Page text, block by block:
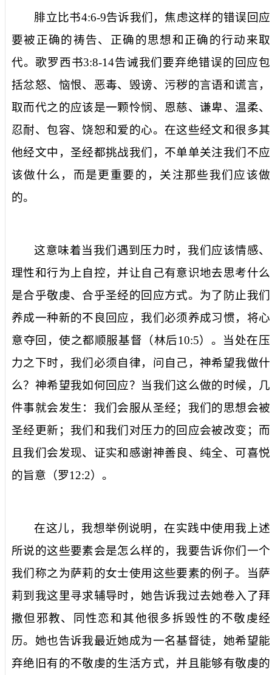
腓立比书4:6-9告诉我们，焦虑这样的错误回应
要被正确的祷告、正确的思想和正确的行动来取
代。歌罗西书3:8-14告诫我们要弃绝错误的回应包
括忿怒、恼恨、恶毒、毁谤、污秽的言语和谎言，
取而代之的应该是一颗怜悯、恩慈、谦卑、温柔、
忍耐、包容、饶恕和爱的心。在这些经文和很多其
他经文中，圣经都挑战我们，不单单关注我们不应
该做什么，而是更重要的，关注那些我们应该做
的。
这意味着当我们遇到压力时，我们应该情感、
理性和行为上自控，并让自己有意识地去思考什么
是合乎敬虔、合乎圣经的回应方式。为了防止我们
养成一种新的不良回应，我们必须养成习惯，将心
意夺回，使之都顺服基督（林后10:5）。当处在压
力之下时，我们必须自律，问自己，神希望我做什
么？神希望我如何回应？当我们这么做的时候，几
件事就会发生：我们会服从圣经；我们的思想会被
圣经更新；我们和我们对压力的回应会被改变；而
且我们会发现、证实和感谢神善良、纯全、可喜悦
的旨意（罗12:2）。
在这儿，我想举例说明，在实践中使用我上述
所说的这些要素会是怎么样的，我要告诉你们一个
我们称之为萨莉的女士使用这些要素的例子。当萨
莉到我这里寻求辅导时，她告诉我过去她卷入了拜
撒但邪教、同性恋和其他很多拆毁性的不敬虔经
历。她也告诉我最近她成为一名基督徒，她希望能
弃绝旧有的不敬虔的生活方式，并且能够有敬虔的